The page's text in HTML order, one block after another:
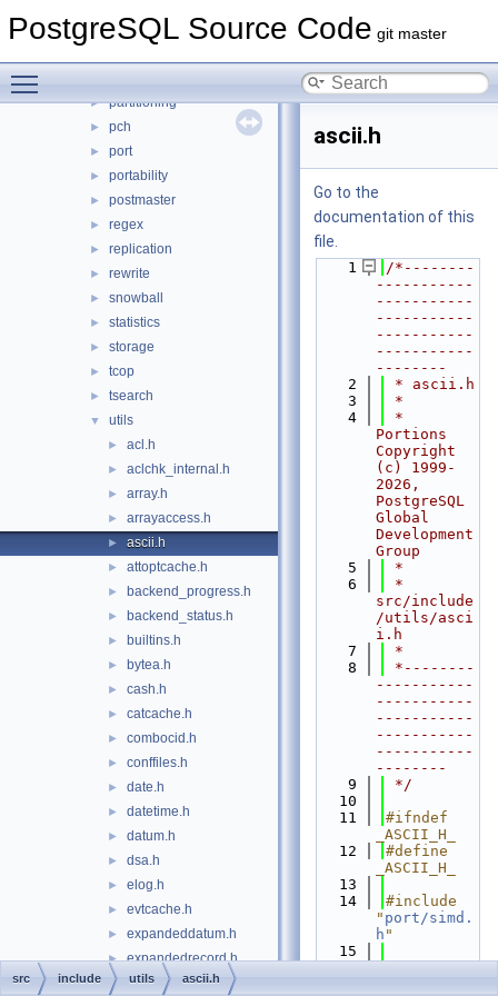
PostgreSQL Source Code git master
► nodes
► partitioning
► pch
► port
► portability
► postmaster
► regex
► replication
► rewrite
► snowball
► statistics
► storage
► tcop
► tsearch
▼ utils
► acl.h
► aclchk_internal.h
► array.h
► arrayaccess.h
► ascii.h
► attoptcache.h
► backend_progress.h
► backend_status.h
► builtins.h
► bytea.h
► cash.h
► catcache.h
► combocid.h
► conffiles.h
► date.h
► datetime.h
► datum.h
► dsa.h
► elog.h
► evtcache.h
► expandeddatum.h
► expandedrecord.h
► float.h
ascii.h
Go to the
documentation of this
file.
    1
/*--------
-----------
-----------
-----------
-----------
-----------
--------
    2
* ascii.h
    3
*
    4
*
Portions
Copyright
(c) 1999-
2026,
PostgreSQL
Global
Development
Group
    5
*
    6
*
src/include
/utils/asci
i.h
    7
*
    8
*--------
-----------
-----------
-----------
-----------
-----------
--------
    9
*/
   10
   11
#ifndef
_ASCII_H_
   12
#define
_ASCII_H_
   13
   14
#include
" port/simd.
h "
   15
src include utils ascii.h